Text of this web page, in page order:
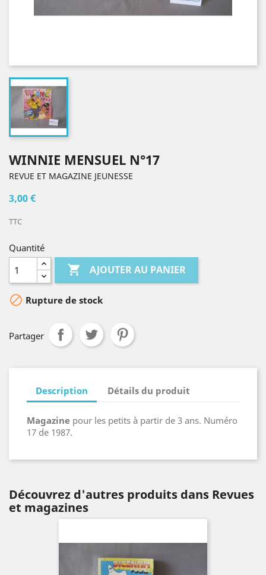
WINNIE MENSUEL N°17
REVUE ET MAGAZINE JEUNESSE
3,00 €
TTC
Quantité
 AJOUTER AU PANIER
 Rupture de stock
Partager
Description Détails du produit
Magazine pour les petits à partir de 3 ans. Numéro
17 de 1987.
Découvrez d'autres produits dans Revues
et magazines